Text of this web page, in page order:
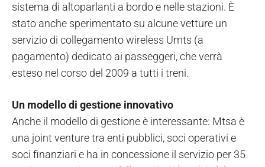
sistema di altoparlanti a bordo e nelle stazioni. È
stato anche sperimentato su alcune vetture un
servizio di collegamento wireless Umts (a
pagamento) dedicato ai passeggeri, che verrà
esteso nel corso del 2009 a tutti i treni.
Un modello di gestione innovativo
Anche il modello di gestione è interessante: Mtsa è
una joint venture tra enti pubblici, soci operativi e
soci finanziari e ha in concessione il servizio per 35